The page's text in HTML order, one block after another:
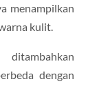
menampilkan
kulit.
dengan